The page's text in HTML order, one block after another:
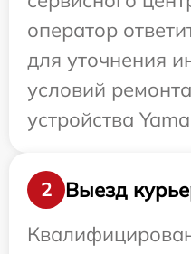
оператор
для уточнения
условий
устройства
2
Выезд